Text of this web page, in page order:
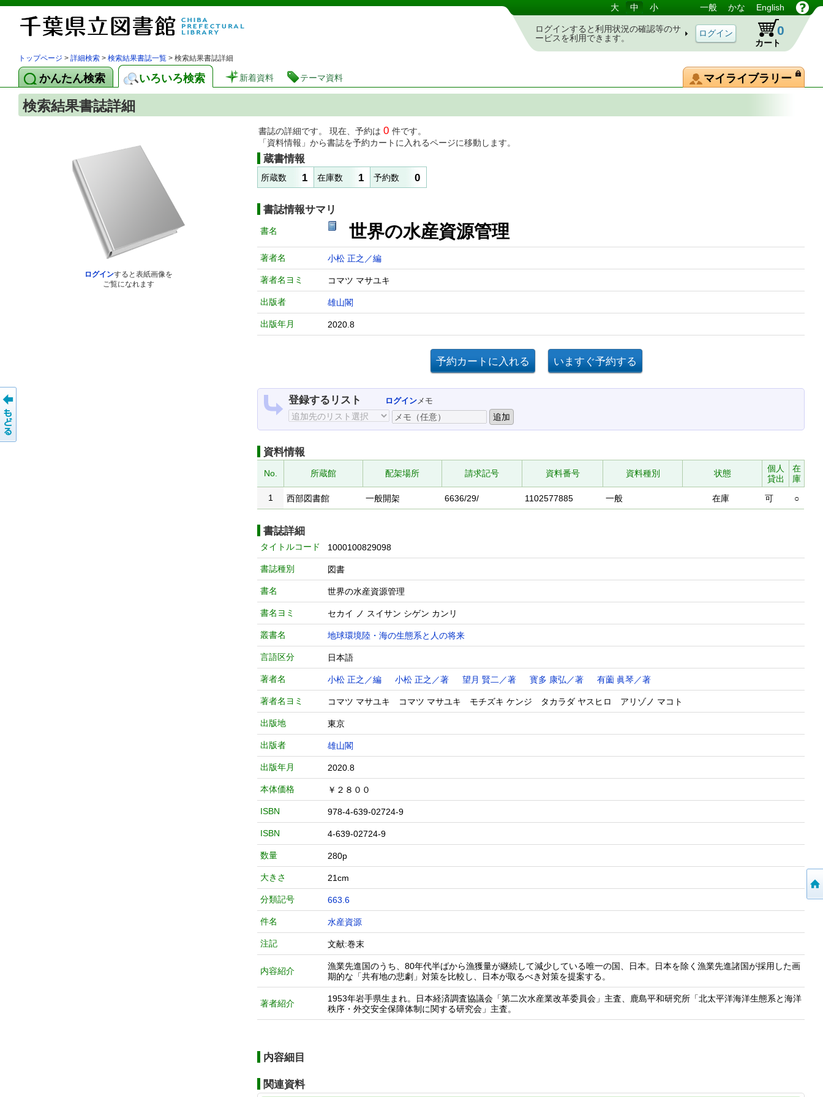
図書館 蔵書検索・予約システム 大 中 小 一般 かな English
ログインすると利用状況の確認等のサ
ービスを利用できます。
カート
0
トップページ > 詳細検索 > 検索結果書誌一覧 > 検索結果書誌詳細
かんたん検索 いろいろ検索 新着資料 テーマ資料 マイライブラリー
検索結果書誌詳細
ログインすると表紙画像を
ご覧になれます
書誌の詳細です。 現在、予約は 0 件です。
「資料情報」から書誌を予約カートに入れるページに移動します。
蔵書情報
所蔵数 1 在庫数 1 予約数 0
書誌情報サマリ
書名 世界の水産資源管理
著者名 小松 正之／編
著者名ヨミ コマツ マサユキ
出版者 雄山閣
出版年月 2020.8
登録するリスト ログインメモ
資料情報
No. 所蔵館 配架場所 請求記号 資料番号 資料種別 状態
個人
貸出
在
庫
1
西部図書館 一般開架 6636/29/ 1102577885 一般 在庫 可 ○
書誌詳細
タイトルコード 1000100829098
書誌種別 図書
書名 世界の水産資源管理
書名ヨミ セカイ ノ スイサン シゲン カンリ
叢書名 地球環境陸・海の生態系と人の将来
言語区分 日本語
著者名 小松 正之／編 小松 正之／著 望月 賢二／著 寳多 康弘／著 有薗 眞琴／著
著者名ヨミ コマツ マサユキ コマツ マサユキ モチズキ ケンジ タカラダ ヤスヒロ アリゾノ マコト
出版地 東京
出版者 雄山閣
出版年月 2020.8
本体価格 ￥２８００
ISBN 978-4-639-02724-9
ISBN 4-639-02724-9
数量 280p
大きさ 21cm
分類記号 663.6
件名 水産資源
注記 文献:巻末
内容紹介
漁業先進国のうち、80年代半ばから漁獲量が継続して減少している唯一の国、日本。日本を除く漁業先進諸国が採用した画
期的な「共有地の悲劇」対策を比較し、日本が取るべき対策を提案する。
著者紹介
1953年岩手県生まれ。日本経済調査協議会「第二次水産業改革委員会」主査、鹿島平和研究所「北太平洋海洋生態系と海洋
秩序・外交安全保障体制に関する研究会」主査。
内容細目
関連資料